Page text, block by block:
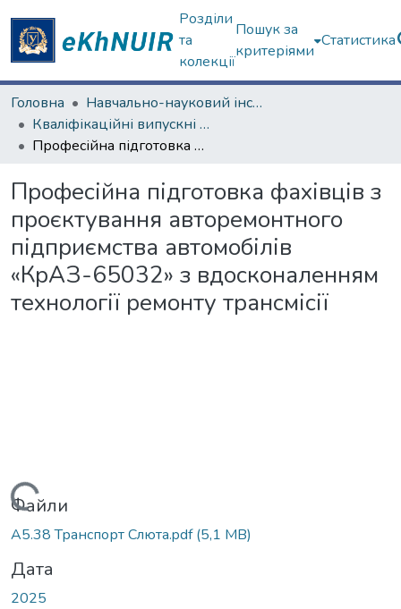
Розділи
та
колекції
Пошук за
критеріями
Статистика
Головна
Навчально-науковий інститут «Українська інженерно-педагогічна академія»
Кваліфікаційні випускні роботи магістрів. Навчально-науковий інститут «Українська інженерно-педагогічна академія»
Професійна підготовка фахівців з проєктування авторемонтного підприємства автомобілів «КрАЗ-65032» з вдосконаленням технології ремонту трансмісії
Професійна підготовка фахівців з
проєктування авторемонтного
підприємства автомобілів
«КрАЗ-65032» з вдосконаленням
технології ремонту трансмісії
Файли
A5.38 Транспорт Слюта.pdf(5,1 MB)
Дата
2025